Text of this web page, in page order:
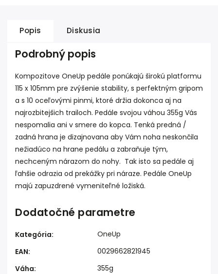
Popis Diskusia
Podrobný popis
Kompozitove OneUp pedále ponúkajú širokú platformu
115 x 105mm pre zvýšenie stability, s perfektným gripom
a s 10 oceľovými pinmi, ktoré držia dokonca aj na
najrozbitejšich trailoch. Pedále svojou váhou 355g Vás
nespomalia ani v smere do kopca. Tenká predná /
zadná hrana je dizajnovana aby Vám noha neskončila
nežiadúco na hrane pedálu a zabraňuje tým,
nechceným nárazom do nohy. Tak isto sa pedále aj
ľahšie odrazia od prekážky pri náraze. Pedále OneUp
majú zapuzdrené vymeniteľné ložiská.
Dodatočné parametre
Kategória:
OneUp
EAN:
0029662821945
Váha: 355g